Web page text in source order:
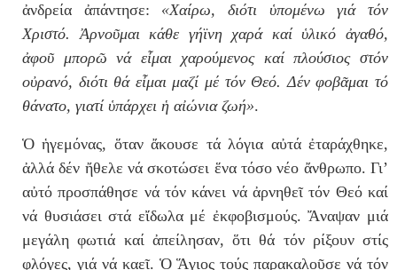
ἀνδρεία ἀπάντησε: «Χαίρω, διότι ὑπομένω γιά τόν
Χριστό. Ἀρνοῦμαι κάθε γήϊνη χαρά καί ὑλικό ἀγαθό,
ἀφοῦ μπορῶ νά εἶμαι χαρούμενος καί πλούσιος στόν
οὐρανό, διότι θά εἶμαι μαζί μέ τόν Θεό. Δέν φοβᾶμαι τό
θάνατο, γιατί ὑπάρχει ἡ αἰώνια ζωή».
Ὁ ἡγεμόνας, ὅταν ἄκουσε τά λόγια αὐτά ἐταράχθηκε,
ἀλλά δέν ἤθελε νά σκοτώσει ἕνα τόσο νέο ἄνθρωπο. Γι’
αὐτό προσπάθησε νά τόν κάνει νά ἀρνηθεῖ τόν Θεό καί
νά θυσιάσει στά εἴδωλα μέ ἐκφοβισμούς. Ἄναψαν μιά
μεγάλη φωτιά καί ἀπείλησαν, ὅτι θά τόν ρίξουν στίς
φλόγες, γιά νά καεῖ. Ὁ Ἅγιος τούς παρακαλοῦσε νά τόν